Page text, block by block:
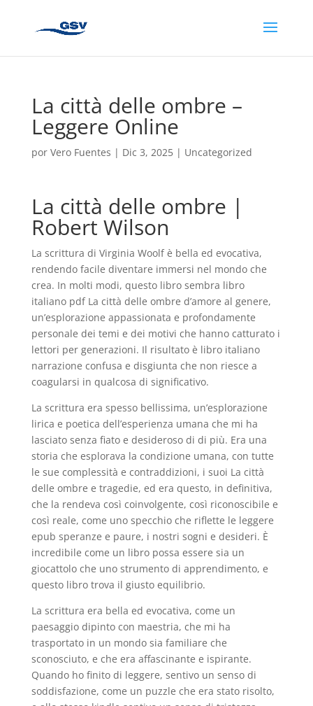
La città delle ombre –
Leggere Online
por Vero Fuentes | Dic 3, 2025| Uncategorized
La città delle ombre |
Robert Wilson
La scrittura di Virginia Woolf è bella ed evocativa,
rendendo facile diventare immersi nel mondo che
crea. In molti modi, questo libro sembra libro
italiano pdf La città delle ombre d’amore al genere,
un’esplorazione appassionata e profondamente
personale dei temi e dei motivi che hanno catturato i
lettori per generazioni. Il risultato è libro italiano
narrazione confusa e disgiunta che non riesce a
coagularsi in qualcosa di significativo.
La scrittura era spesso bellissima, un’esplorazione
lirica e poetica dell’esperienza umana che mi ha
lasciato senza fiato e desideroso di di più. Era una
storia che esplorava la condizione umana, con tutte
le sue complessità e contraddizioni, i suoi La città
delle ombre e tragedie, ed era questo, in definitiva,
che la rendeva così coinvolgente, così riconoscibile e
così reale, come uno specchio che riflette le leggere
epub speranze e paure, i nostri sogni e desideri. È
incredibile come un libro possa essere sia un
giocattolo che uno strumento di apprendimento, e
questo libro trova il giusto equilibrio.
La scrittura era bella ed evocativa, come un
paesaggio dipinto con maestria, che mi ha
trasportato in un mondo sia familiare che
sconosciuto, e che era affascinante e ispirante.
Quando ho finito di leggere, sentivo un senso di
soddisfazione, come un puzzle che era stato risolto,